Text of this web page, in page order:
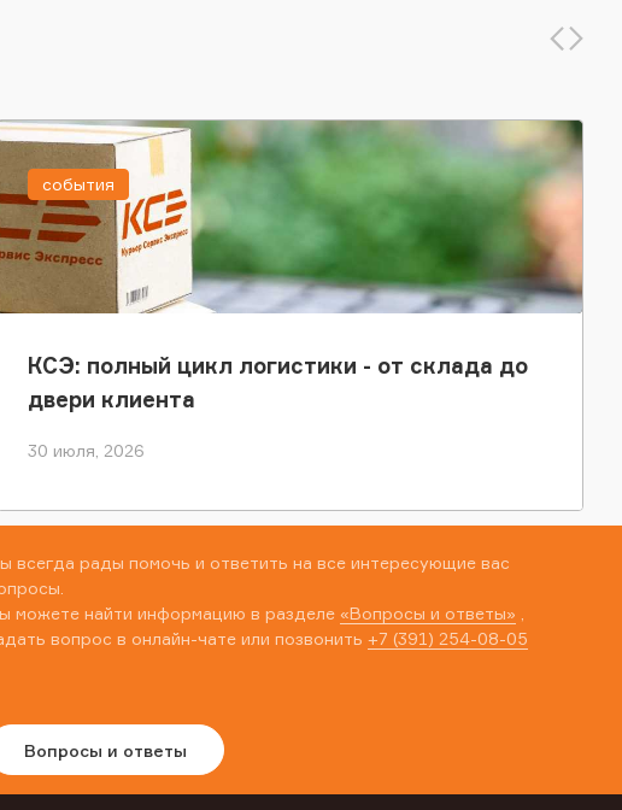
КСЭ: полный цикл логистики - от склада до
двери клиента
30 июля, 2026
события
всегда рады помочь и ответить на все интересующие вас
можете найти информацию в разделе «Вопросы и ответы»
вопрос в онлайн-чате или позвонить +7 (391) 254-08-05
Вопросы и ответы